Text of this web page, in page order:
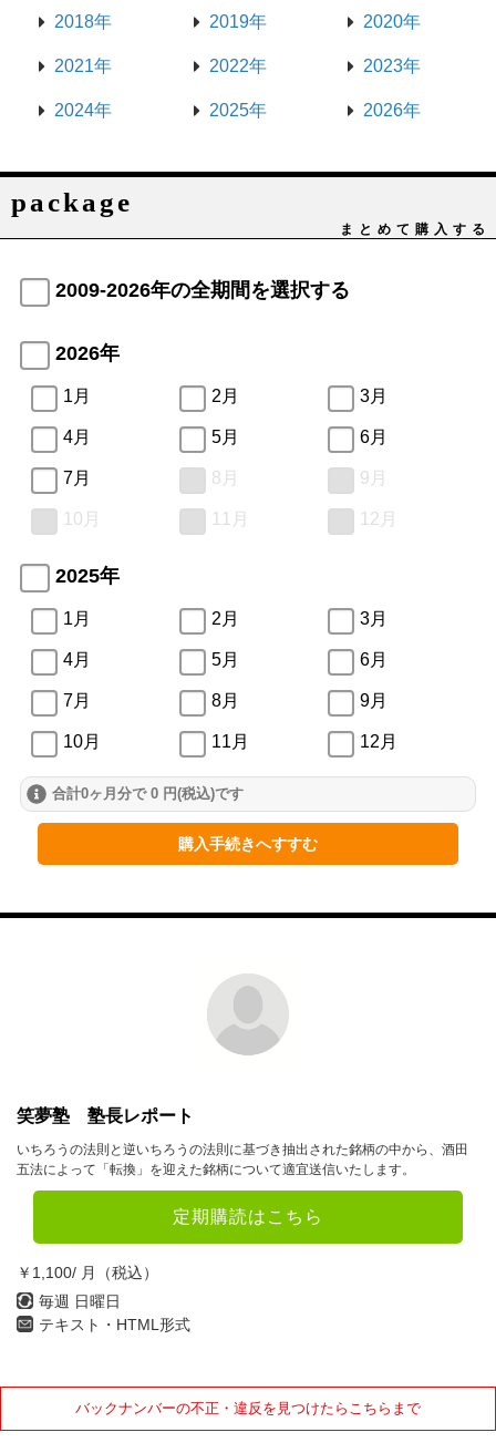
2018年 2019年 2020年
2021年 2022年 2023年
2024年 2025年 2026年
笑夢塾 塾長レポート
いちろうの法則と逆いちろうの法則に基づき抽出された銘柄の中から、酒田
五法によって「転換」を迎えた銘柄について適宜送信いたします。
定期購読はこちら
￥1,100/ 月（税込）
毎週 日曜日
テキスト・HTML形式
バックナンバーの不正・違反を見つけたらこちらまで
package
まとめて購入する
2009-2026年の全期間を選択する
2026年
1月 2月 3月
4月 5月 6月
7月 8月 9月
10月 11月 12月
2025年
1月 2月 3月
4月 5月 6月
7月 8月 9月
10月 11月 12月
2024年
2月
7月 8月 9月
4月
7月 8月 9月
10月 11月 12月
2022年
1月
4月
10月 11月 12月
合計0ヶ月分で 0 円(税込)です
購入手続きへすすむ